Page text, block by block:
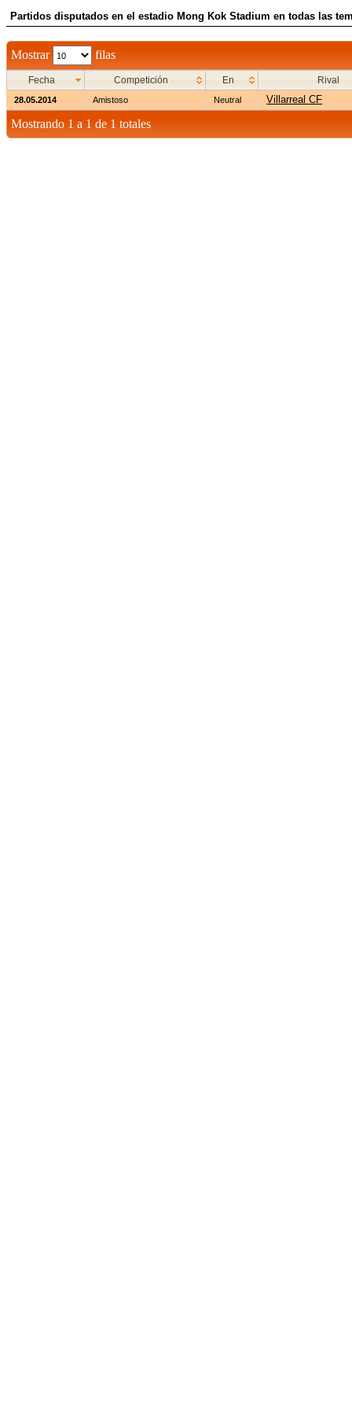
Partidos disputados en el estadio Mong Kok Stadium en todas las
Mostrar filas
Fecha Competición En Rival
28.05.2014 Amistoso Neutral Villarreal CF
Mostrando 1 a 1 de 1 totales